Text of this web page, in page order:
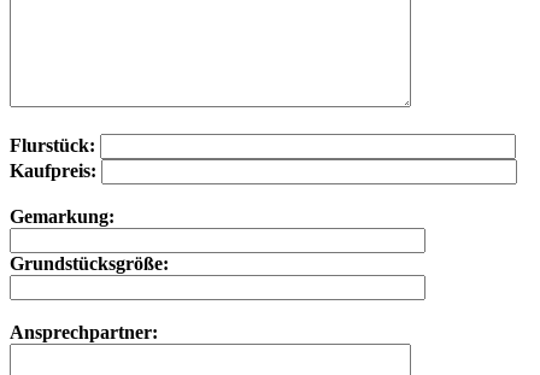
Flurstück:
Kaufpreis:
Gemarkung:
Grundstücksgröße:
Ansprechpartner: